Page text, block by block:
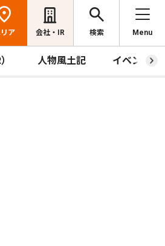
ア 会社・IR 検索 Menu
人物風土記 イベント